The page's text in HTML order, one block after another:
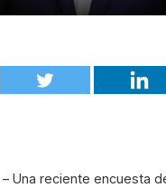
Una reciente encuesta